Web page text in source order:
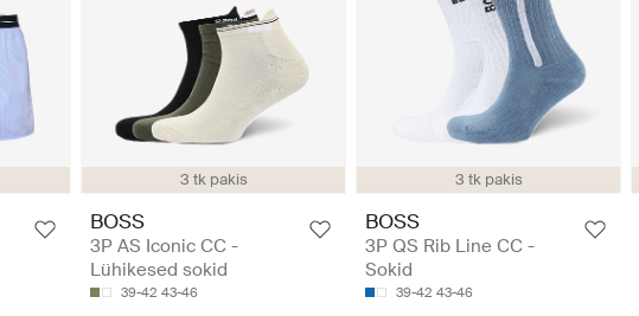
3 tk pakis
BOSS
3P AS Iconic CC -
Lühikesed sokid
39-42 43-46
3 tk pakis
BOSS
3P QS Rib Line CC -
Sokid
39-42 43-46